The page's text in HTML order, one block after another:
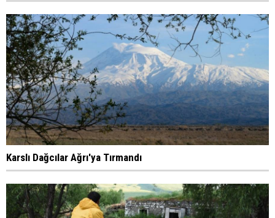
Karslı Dağcılar Ağrı'ya Tırmandı